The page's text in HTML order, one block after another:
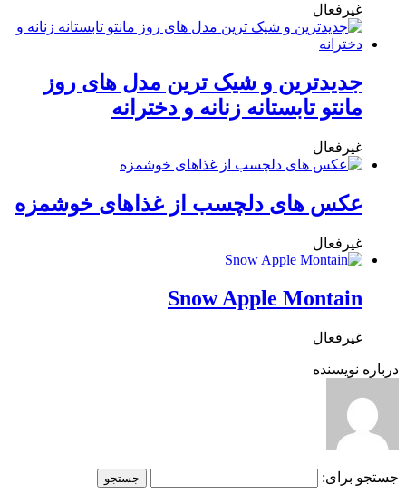
غیرفعال
جدیدترین و شیک ترین مدل های روز
مانتو تابستانه زنانه و دخترانه
غیرفعال
عکس های دلچسب از غذاهای خوشمزه
غیرفعال
Snow Apple Montain
غیرفعال
درباره نویسنده
جستجو برای: